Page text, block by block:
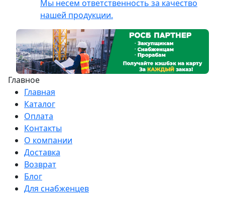
Мы несем ответственность за качество
нашей продукции.
Главное
Главная
Каталог
Оплата
Контакты
О компании
Доставка
Возврат
Блог
Для снабженцев